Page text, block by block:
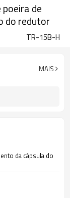
de
do redutor
TR-15B-H
MAIS
da cápsula do